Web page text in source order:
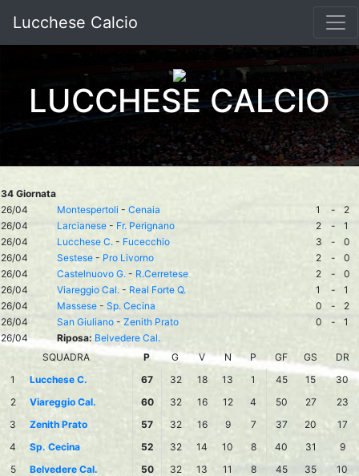
Lucchese Calcio
LUCCHESE CALCIO
34 Giornata
26/04
Montespertoli - Cenaia 1 -
2
26/04
Larcianese - Fr. Perignano 2 -
1
26/04
Lucchese C. - Fucecchio 3 -
0
26/04
Sestese - Pro Livorno 2 -
0
26/04
Castelnuovo G. - R.Cerretese 2 -
0
26/04
Viareggio Cal. - Real Forte Q. 1 -
1
26/04
Massese - Sp. Cecina 0 -
2
26/04
San Giuliano - Zenith Prato 0 -
1
26/04
Riposa: Belvedere Cal.
SQUADRA
P G V N P GF GS
DR
1
Lucchese C. 67 32 18 13 1 45 15
30
2
Viareggio Cal. 60 32 16 12 4 50 27
23
3
Zenith Prato 57 32 16 9 7 37 20
17
4
Sp. Cecina 52 32 14 10 8 40 31
9
5
Belvedere Cal. 50 32 13 11 8 45 35
10